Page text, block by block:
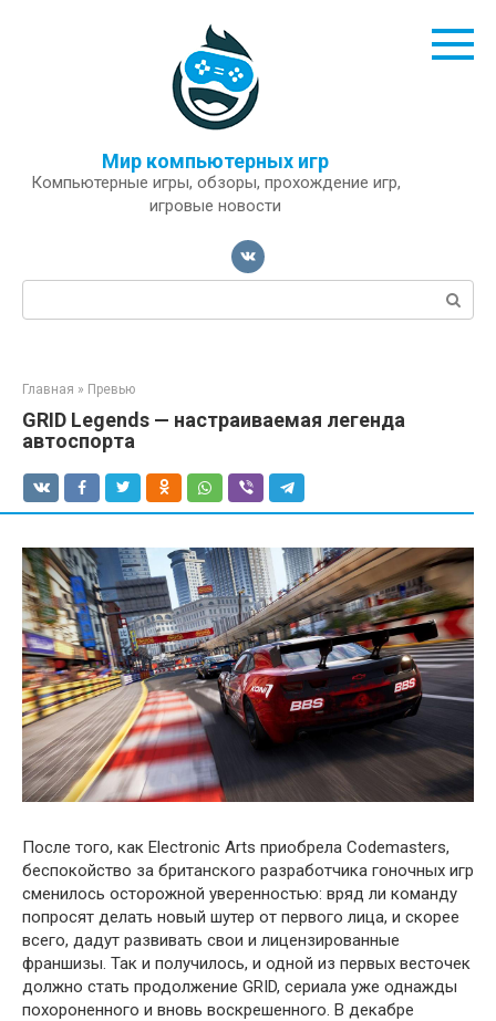
Мир компьютерных игр
Компьютерные игры, обзоры, прохождение игр,
игровые новости
Поиск:
Главная » Превью
GRID Legends — настраиваемая легенда
автоспорта
После того, как Electronic Arts приобрела Codemasters,
беспокойство за британского разработчика гоночных игр
сменилось осторожной уверенностью: вряд ли команду
попросят делать новый шутер от первого лица, и скорее
всего, дадут развивать свои и лицензированные
франшизы. Так и получилось, и одной из первых весточек
должно стать продолжение GRID, сериала уже однажды
похороненного и вновь воскрешенного. В декабре